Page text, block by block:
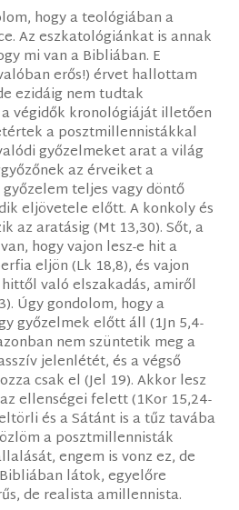
hogy a teológiában a
Az eszkatológiánkat is annak
mi van a Bibliában. E
erős!) érvet hallottam
ezidáig nem tudtak
végidők kronológiáját illetően
a posztmillennistákkal
győzelmeket arat a világ
az érveiket a
teljes vagy döntő
eljövetele előtt. A konkoly és
az aratásig (Mt 13,30). Sőt, a
hogy vajon lesz-e hit a
eljön (Lk 18,8), és vajon
való elszakadás, amiről
Úgy gondolom, hogy a
győzelmek előtt áll (1Jn 5,4-
nem szüntetik meg a
jelenlétét, és a végső
csak el (Jel 19). Akkor lesz
ellenségei felett (1Kor 15,24-
és a Sátánt is a tűz tavába
a posztmillennisták
engem is vonz ez, de
látok, egyelőre
de realista amillennista.